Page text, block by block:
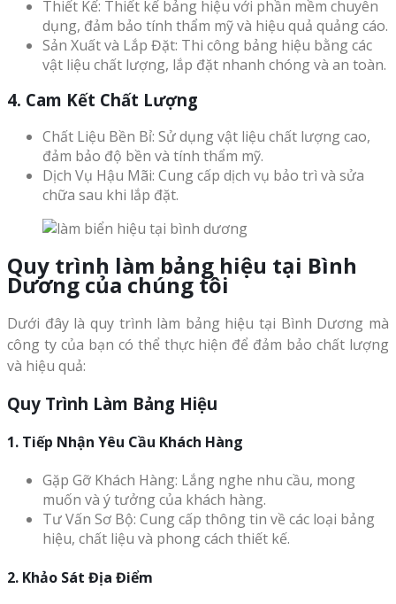
Thiết Kế: Thiết kế bảng hiệu với phần mềm chuyên
dụng, đảm bảo tính thẩm mỹ và hiệu quả quảng cáo.
Sản Xuất và Lắp Đặt: Thi công bảng hiệu bằng các
vật liệu chất lượng, lắp đặt nhanh chóng và an toàn.
4. Cam Kết Chất Lượng
Chất Liệu Bền Bỉ: Sử dụng vật liệu chất lượng cao,
đảm bảo độ bền và tính thẩm mỹ.
Dịch Vụ Hậu Mãi: Cung cấp dịch vụ bảo trì và sửa
chữa sau khi lắp đặt.
Quy trình làm bảng hiệu tại Bình
Dương của chúng tôi
Dưới đây là quy trình làm bảng hiệu tại Bình Dương mà
công ty của bạn có thể thực hiện để đảm bảo chất lượng
và hiệu quả:
Quy Trình Làm Bảng Hiệu
1. Tiếp Nhận Yêu Cầu Khách Hàng
Gặp Gỡ Khách Hàng: Lắng nghe nhu cầu, mong
muốn và ý tưởng của khách hàng.
Tư Vấn Sơ Bộ: Cung cấp thông tin về các loại bảng
hiệu, chất liệu và phong cách thiết kế.
2. Khảo Sát Địa Điểm